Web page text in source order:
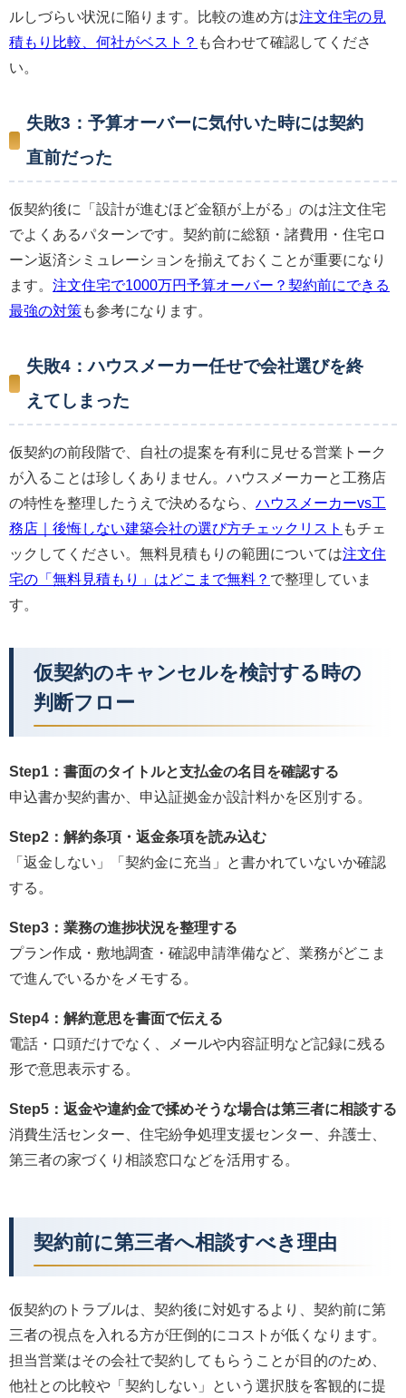
ルしづらい状況に陥ります。比較の進め方は注文住宅の見
積もり比較、何社がベスト？ も合わせて確認してくださ
い。
失敗3：予算オーバーに気付いた時には契約
直前だった
仮契約後に「設計が進むほど金額が上がる」のは注文住宅
でよくあるパターンです。契約前に総額・諸費用・住宅ロ
ーン返済シミュレーションを揃えておくことが重要になり
ます。 注文住宅で1000万円予算オーバー？契約前にできる
最強の対策も参考になります。
失敗4：ハウスメーカー任せで会社選びを終
えてしまった
仮契約の前段階で、自社の提案を有利に見せる営業トーク
が入ることは珍しくありません。ハウスメーカーと工務店
の特性を整理したうえで決めるなら、 ハウスメーカーvs工
務店｜後悔しない建築会社の選び方チェックリスト もチェ
ックしてください。無料見積もりの範囲については注文住
宅の「無料見積もり」はどこまで無料？ で整理していま
す。
仮契約のキャンセルを検討する時の
判断フロー
Step1：書面のタイトルと支払金の名目を確認する
申込書か契約書か、申込証拠金か設計料かを区別する。
Step2：解約条項・返金条項を読み込む
「返金しない」「契約金に充当」と書かれていないか確認
する。
Step3：業務の進捗状況を整理する
プラン作成・敷地調査・確認申請準備など、業務がどこま
で進んでいるかをメモする。
Step4：解約意思を書面で伝える
電話・口頭だけでなく、メールや内容証明など記録に残る
形で意思表示する。
Step5：返金や違約金で揉めそうな場合は第三者に相談する
消費生活センター、住宅紛争処理支援センター、弁護士、
第三者の家づくり相談窓口などを活用する。
契約前に第三者へ相談すべき理由
仮契約のトラブルは、契約後に対処するより、契約前に第
三者の視点を入れる方が圧倒的にコストが低くなります。
担当営業はその会社で契約してもらうことが目的のため、
他社との比較や「契約しない」という選択肢を客観的に提